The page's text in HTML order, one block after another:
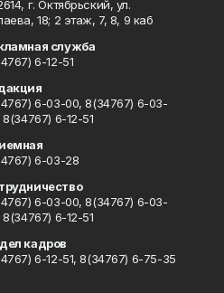
г. Октябрьский, ул.
18; 2 этаж, 7, 8, 9 каб
служба
6-12-51
6-03-00, 8(34767) 6-03-
8(34767) 6-12-51
6-03-28
6-03-00, 8(34767) 6-03-
8(34767) 6-12-51
кадров
6-12-51, 8(34767) 6-75-35